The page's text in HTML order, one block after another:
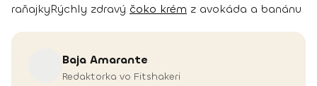
raňajkyRýchly zdravý čoko krém z avokáda a banánu
Baja Amarante
Redaktorka vo Fitshakeri